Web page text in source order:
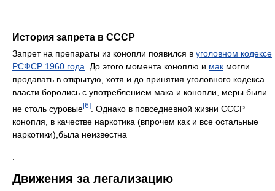
История запрета в СССР
Запрет на препараты из конопли появился в уголовном кодексе
РСФСР 1960 года. До этого момента коноплю и мак могли
продавать в открытую, хотя и до принятия уголовного кодекса
власти боролись с употреблением мака и конопли, меры были
не столь суровые[6]
. Однако в повседневной жизни СССР
конопля, в качестве наркотика (впрочем как и все остальные
наркотики),была неизвестна
Движения за легализацию